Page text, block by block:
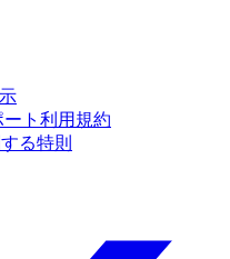
ト利用規約
る特則